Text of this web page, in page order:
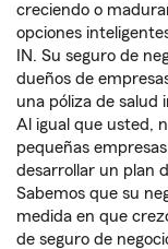
creciendo o
opciones
IN. Su seguro de
dueños de
una póliza de salud
Al igual que usted,
pequeñas
desarrollar un plan
Sabemos que su
medida en que
de seguro de